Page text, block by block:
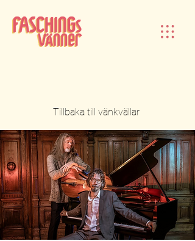
Tillbaka till vänkvällar